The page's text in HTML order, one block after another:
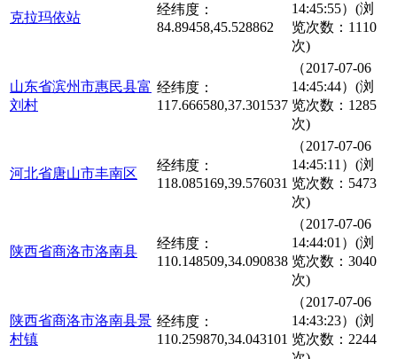
克拉玛依站
经纬度：
84.89458,45.528862
14:45:55）(浏
览次数：1110
次)
山东省滨州市惠民县富
刘村
经纬度：
117.666580,37.301537
（2017-07-06
14:45:44）(浏
览次数：1285
次)
河北省唐山市丰南区
经纬度：
118.085169,39.576031
（2017-07-06
14:45:11）(浏
览次数：5473
次)
陕西省商洛市洛南县
经纬度：
110.148509,34.090838
（2017-07-06
14:44:01）(浏
览次数：3040
次)
陕西省商洛市洛南县景
村镇
经纬度：
110.259870,34.043101
（2017-07-06
14:43:23）(浏
览次数：2244